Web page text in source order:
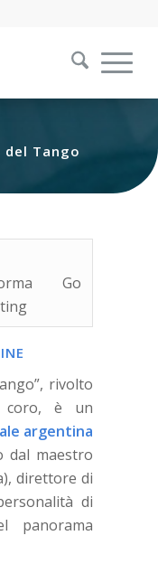
Tango
Go
rivolto
è un
argentina
dal maestro
direttore di
di
panorama